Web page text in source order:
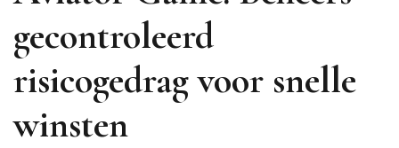
gecontroleerd
risicogedrag voor snelle
winsten